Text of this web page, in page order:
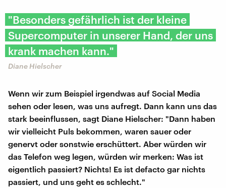
"Besonders gefährlich ist der kleine
Supercomputer in unserer Hand, der uns
krank machen kann."
Diane Hielscher
Wenn wir zum Beispiel irgendwas auf Social Media
sehen oder lesen, was uns aufregt. Dann kann uns das
stark beeinflussen, sagt Diane Hielscher: "Dann haben
wir vielleicht Puls bekommen, waren sauer oder
genervt oder sonstwie erschüttert. Aber würden wir
das Telefon weg legen, würden wir merken: Was ist
eigentlich passiert? Nichts! Es ist defacto gar nichts
passiert, und uns geht es schlecht."